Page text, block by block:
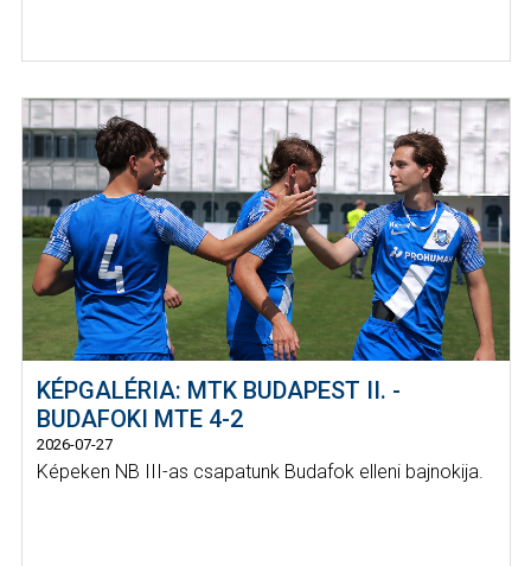
KÉPGALÉRIA: MTK BUDAPEST II. -
BUDAFOKI MTE 4-2
2026-07-27
Képeken NB III-as csapatunk Budafok elleni bajnokija.